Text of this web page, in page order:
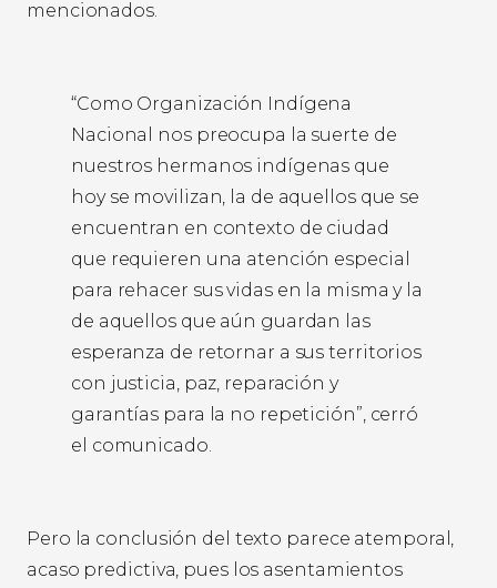
mencionados.
“Como Organización Indígena
Nacional nos preocupa la suerte de
nuestros hermanos indígenas que
hoy se movilizan, la de aquellos que se
encuentran en contexto de ciudad
que requieren una atención especial
para rehacer sus vidas en la misma y la
de aquellos que aún guardan las
esperanza de retornar a sus territorios
con justicia, paz, reparación y
garantías para la no repetición”, cerró
el comunicado.
Pero la conclusión del texto parece atemporal,
acaso predictiva, pues los asentamientos